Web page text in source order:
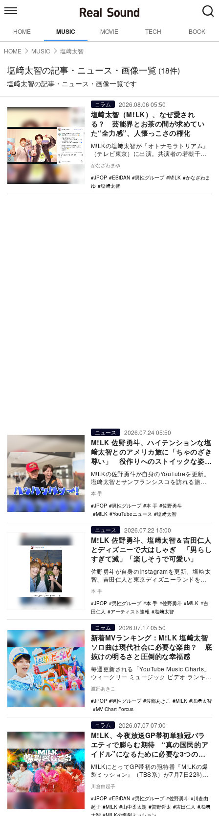
HOME MUSIC MOVIE TECH BOOK
HOME MUSIC 塩﨑太智
塩﨑太智の記事・ニュース・画像一覧 (18件)
塩﨑太智の記事・ニュース・画像一覧です
コラム 2026.08.06 05:50
塩﨑太智（M!LK）、なぜ愛され
る？ 芸能界とお茶の間が求めてい
た“全力感”、人懐っこさの権化
M!LKの塩﨑太智が『オトナモラトリアム』
（テレビ東京）に出演。共演者の若槻千夏
す」と紹介…
かなざわまゆ
JPOP
EBiDAN 男性グループ M!LK
かなざわま
ゆ
塩﨑太智
ニュース 2026.07.24 05:50
M!LK 佐野勇斗、ハイテンションな塩
﨑太智とのアメリカ旅に「ちゃのざき
尊い」 役作りへのストイックな姿勢
も反響
M!LKの佐野勇斗が自身のYouTubeを更新。
塩﨑太智とサンフランシスコを訪れる旅動
画を公開した。
本 手
JPOP
男性グループ 本 手
佐野勇斗
M!LK
YouTubeニュース 塩﨑太智
ニュース 2026.07.22 15:00
M!LK 佐野勇斗、塩﨑太智＆吉田仁人
とディズニーで大はしゃぎ 「男らし
すぎて滅」「楽しそうで可愛い」
佐野勇斗が自身のInstagramを更新。塩﨑太
智、吉田仁人と東京ディズニーランドを楽
しむ姿を公開した。
本 手
JPOP
男性グループ 本 手 佐野勇斗 M!LK
吉
田仁人
アーティスト速報 塩﨑太智
コラム 2026.07.17 05:50
新着MVランキング：M!LK 塩﨑太智
ソロ曲は現代社会に必要な楽曲？ 底
抜けの明るさと圧倒的な幸福感
毎週更新される「YouTube Music Charts」
ウィークリー ミュージック ビデオ ランキン
グより、MVをはじめとした…
渡部あきこ
JPOP
男性グループ 渡部あきこ M!LK
塩﨑太智
MV Chart Forcus
コラム 2026.07.07 07:00
M!LK、今夜放送GP帯初単独冠バラ
エティで膨らむ期待 “真の国民的ア
イドル”になるために必要な3つの要
素を考察
M!LKにとってGP帯初の冠特番『M!LKの爆
裂ミッション』（TBS系）が7月7日22時か
川倉由起子
JPOP
EBiDAN 男性グループ 佐野勇斗
川倉由
起子
M!LK 山中柔太朗 曽野舜太 吉田仁人
塩﨑